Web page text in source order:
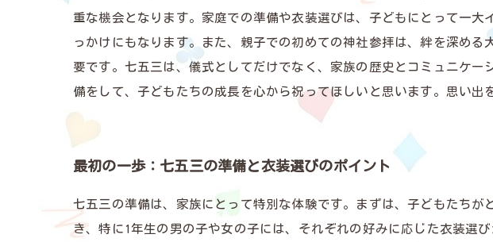
重な機会となります。家庭での準備や衣装選びは、子どもにとって一
っかけにもなります。また、親子での初めての神社参拝は、絆を深め
要です。七五三は、儀式としてだけでなく、家族の歴史とコミュニケ
備をして、子どもたちの成長を心から祝ってほしいと思います。思い出
最初の一歩：七五三の準備と衣装選びのポイント
七五三の準備は、家族にとって特別な体験です。まずは、子どもたち
き、特に1年生の男の子や女の子には、それぞれの好みに応じた衣装選